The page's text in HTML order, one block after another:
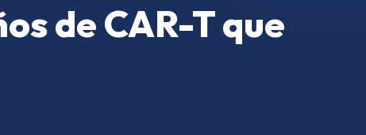
de CAR-T que